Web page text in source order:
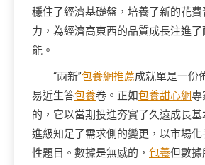
穩住了經濟基礎盤，培養了新的花
力，為經濟高東西的品質成長注進了
能。
“兩新”包養網推薦成就單是一份
易近生答包養卷。正如包養甜心網專
的，它以當期投進夯實了久遠成長
進級知足了需求側的變更，以市場化
性題目。數據是無感的， 包養但數據